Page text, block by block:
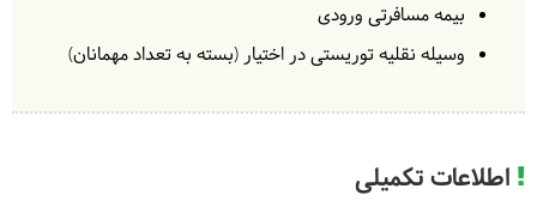
بیمه مسافرتی ورودی
وسیله نقلیه توریستی در اختیار (بسته به تعداد مهمانان)
اطلاعات تکمیلی